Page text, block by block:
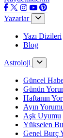
Yazarlar
Yazı Dizileri
Blog
Astroloji
Güncel
Günün
Haftanın
Ayın
Aşk Uyumu
Yükselen
Genel Burç